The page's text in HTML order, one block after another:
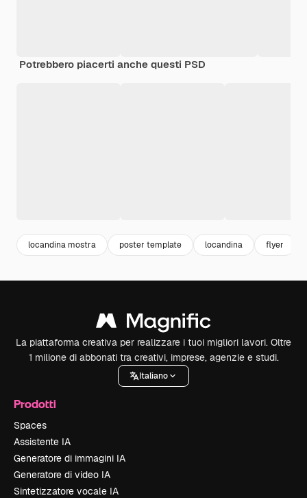
Potrebbero piacerti anche questi PSD
locandina mostra poster template locandina flyer
La piattaforma creativa per realizzare i tuoi migliori lavori. Oltre
1 milione di abbonati tra creativi, imprese, agenzie e studi.
Italiano
Prodotti
Spaces
Assistente IA
Generatore di immagini IA
Generatore di video IA
Sintetizzatore vocale IA